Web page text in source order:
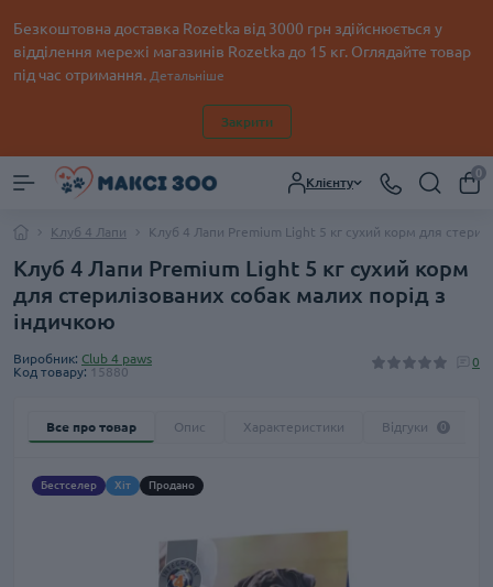
Безкоштовна доставка Rozetka від 3000 грн здійснюється у
відділення мережі магазинів Rozetka до 15 кг. Оглядайте товар
під час отримання. Детальніше
Закрити
Клієнту
0
Клуб 4 Лапи Клуб 4 Лапи Premium Light 5 кг сухий корм для
Клуб 4 Лапи Premium Light 5 кг сухий корм
для стерилізованих собак малих порід з
індичкою
Виробник: Club 4 paws
Код товару: 15880
0
Все про товар Опис Характеристики Відгуки 0
Бестселер Хіт Продано